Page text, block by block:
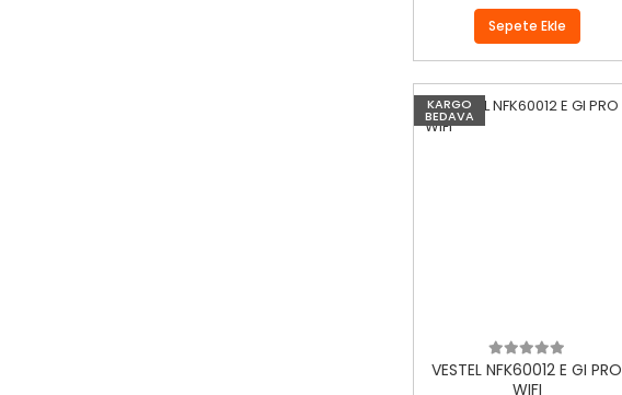
Sepete Ekle
KARGO
BEDAVA
VESTEL NFK60012 E GI PRO
WIFI